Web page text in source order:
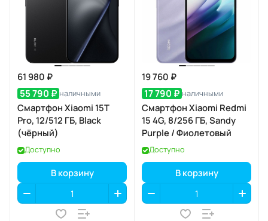
61 980 ₽
55 790 ₽ наличными
Смартфон Xiaomi 15T
Pro, 12/512 ГБ, Black
(чёрный)
Доступно
В корзину
19 760 ₽
17 790 ₽ наличными
Смартфон Xiaomi Redmi
15 4G, 8/256 ГБ, Sandy
Purple / Фиолетовый
Доступно
В корзину